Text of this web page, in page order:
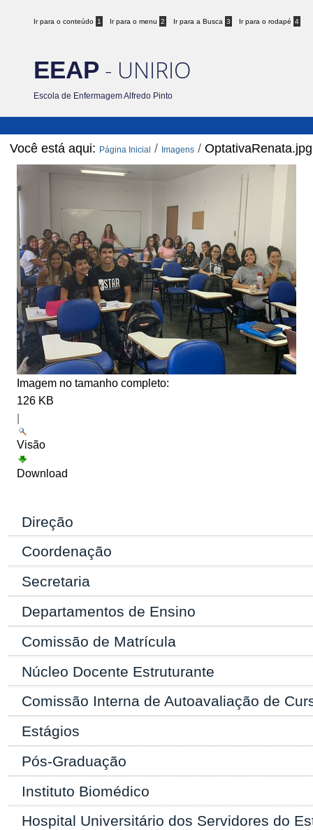
Ir para o conteúdo 1 Ir para o menu 2 Ir para a Busca 3 Ir para o rodapé 4
EEAP - UNIRIO
Escola de Enfermagem Alfredo Pinto
Você está aqui: Página Inicial / Imagens /OptativaRenata.jpg
Imagem no tamanho completo:
126 KB
Visão
Download
Direção
Coordenação
Secretaria
Departamentos de Ensino
Comissão de Matrícula
Núcleo Docente Estruturante
Comissão Interna de Autoavaliação de
Estágios
Pós-Graduação
Instituto Biomédico
Hospital Universitário dos Servidores do